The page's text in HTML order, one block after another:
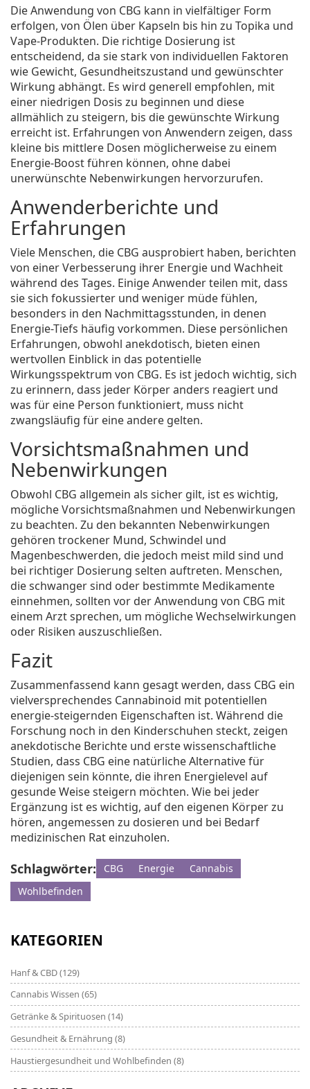
Die Anwendung von CBG kann in vielfältiger Form
erfolgen, von Ölen über Kapseln bis hin zu Topika und
Vape-Produkten. Die richtige Dosierung ist
entscheidend, da sie stark von individuellen Faktoren
wie Gewicht, Gesundheitszustand und gewünschter
Wirkung abhängt. Es wird generell empfohlen, mit
einer niedrigen Dosis zu beginnen und diese
allmählich zu steigern, bis die gewünschte Wirkung
erreicht ist. Erfahrungen von Anwendern zeigen, dass
kleine bis mittlere Dosen möglicherweise zu einem
Energie-Boost führen können, ohne dabei
unerwünschte Nebenwirkungen hervorzurufen.
Anwenderberichte und
Erfahrungen
Viele Menschen, die CBG ausprobiert haben, berichten
von einer Verbesserung ihrer Energie und Wachheit
während des Tages. Einige Anwender teilen mit, dass
sie sich fokussierter und weniger müde fühlen,
besonders in den Nachmittagsstunden, in denen
Energie-Tiefs häufig vorkommen. Diese persönlichen
Erfahrungen, obwohl anekdotisch, bieten einen
wertvollen Einblick in das potentielle
Wirkungsspektrum von CBG. Es ist jedoch wichtig, sich
zu erinnern, dass jeder Körper anders reagiert und
was für eine Person funktioniert, muss nicht
zwangsläufig für eine andere gelten.
Vorsichtsmaßnahmen und
Nebenwirkungen
Obwohl CBG allgemein als sicher gilt, ist es wichtig,
mögliche Vorsichtsmaßnahmen und Nebenwirkungen
zu beachten. Zu den bekannten Nebenwirkungen
gehören trockener Mund, Schwindel und
Magenbeschwerden, die jedoch meist mild sind und
bei richtiger Dosierung selten auftreten. Menschen,
die schwanger sind oder bestimmte Medikamente
einnehmen, sollten vor der Anwendung von CBG mit
einem Arzt sprechen, um mögliche Wechselwirkungen
oder Risiken auszuschließen.
Fazit
Zusammenfassend kann gesagt werden, dass CBG ein
vielversprechendes Cannabinoid mit potentiellen
energie-steigernden Eigenschaften ist. Während die
Forschung noch in den Kinderschuhen steckt, zeigen
anekdotische Berichte und erste wissenschaftliche
Studien, dass CBG eine natürliche Alternative für
diejenigen sein könnte, die ihren Energielevel auf
gesunde Weise steigern möchten. Wie bei jeder
Ergänzung ist es wichtig, auf den eigenen Körper zu
hören, angemessen zu dosieren und bei Bedarf
medizinischen Rat einzuholen.
Schlagwörter: CBG Energie
Cannabis
Wohlbefinden
KATEGORIEN
Hanf & CBD(129)
Cannabis Wissen (65)
Getränke & Spirituosen (14)
Gesundheit & Ernährung (8)
Haustiergesundheit und Wohlbefinden (8)